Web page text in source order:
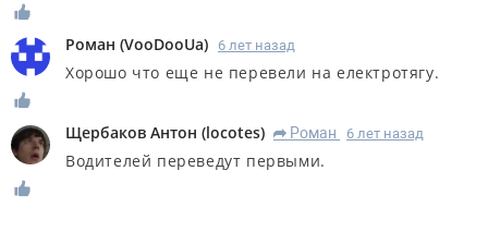
Роман (VooDooUa) 6 лет назад
Хорошо что еще не перевели на електротягу.
Щербаков Антон (locotes) R Роман 6 лет назад
Водителей переведут первыми.